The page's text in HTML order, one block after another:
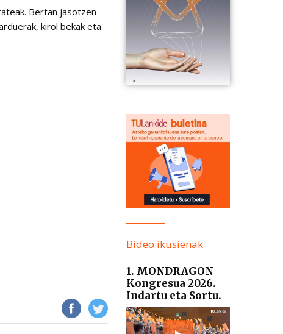
Bertan jasotzen
kirol bekak eta
Bideo ikusienak
1. MONDRAGON
Kongresua 2026.
Indartu eta Sortu.